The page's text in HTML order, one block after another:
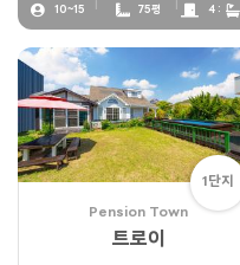
10~15 75평 4 :
1단지
Pension Town
트로이